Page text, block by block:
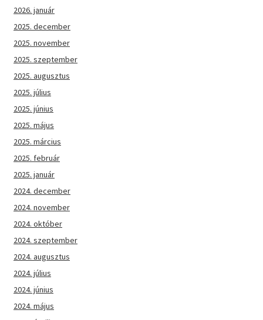
2026. január
2025. december
2025. november
2025. szeptember
2025. augusztus
2025. július
2025. június
2025. május
2025. március
2025. február
2025. január
2024. december
2024. november
2024. október
2024. szeptember
2024. augusztus
2024. július
2024. június
2024. május